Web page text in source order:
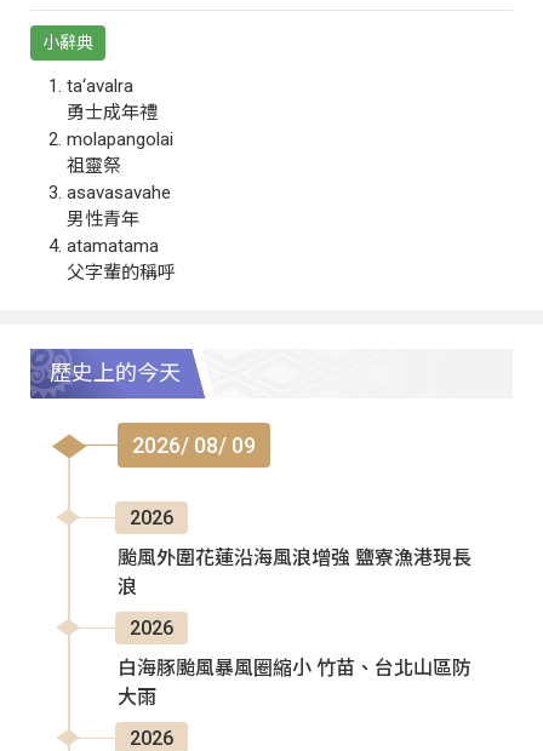
小辭典
ta‘avalra
勇士成年禮
molapangolai
祖靈祭
asavasavahe
男性青年
atamatama
父字輩的稱呼
歷史上的今天
2026/ 08/ 09
2026
颱風外圍花蓮沿海風浪增強 鹽寮漁港現長
浪
2026
白海豚颱風暴風圈縮小 竹苗、台北山區防
大雨
2026